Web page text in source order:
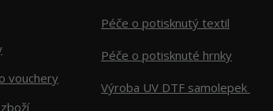
vouchery
Péče o potisknutý textil
Péče o potisknuté hrnky
Výroba UV DTF samolepek